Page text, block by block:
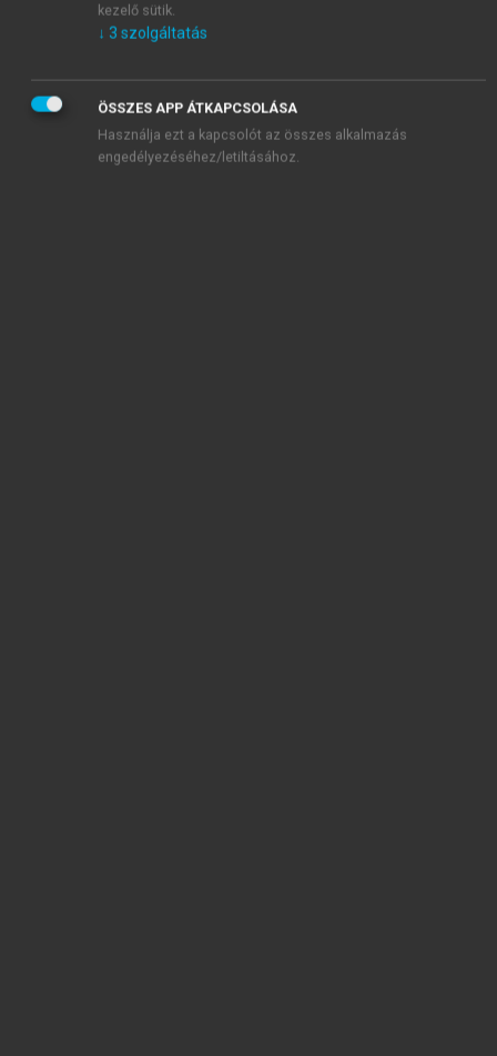
5.11. ábra.
Candidaokozta fogsor-stomatitis a szövetek
kezelő sütik.
↓ 3 szolgáltatás
ÖSSZES APP ÁTKAPCSOLÁSA
Használja ezt a kapcsolót az összes alkalmazás
engedélyezéséhez/letiltásához.